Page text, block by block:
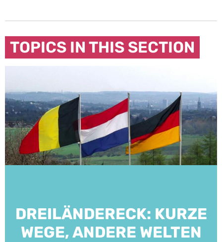
TOPICS IN THIS SECTION
DREILÄNDERECK: KURZE
WEGE, ANDERE WELTEN